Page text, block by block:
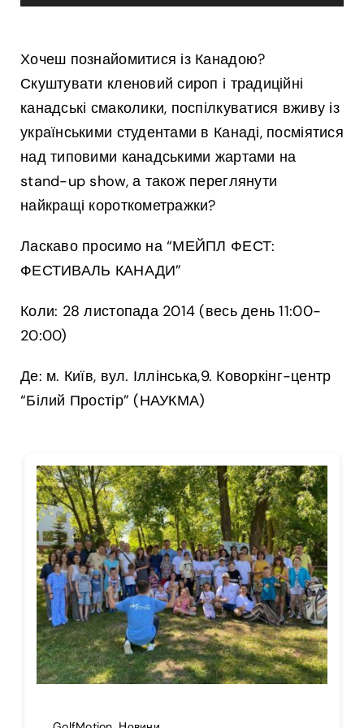
Хочеш познайомитися із Канадою?
Скуштувати кленовий сироп і традиційні
канадські смаколики, поспілкуватися вживу із
українськими студентами в Канаді, посміятися
над типовими канадськими жартами на
stand-up show, а також переглянути
найкращі короткометражки?
Ласкаво просимо на “МЕЙПЛ ФЕСТ:
ФЕСТИВАЛЬ КАНАДИ”
Коли: 28 листопада 2014 (весь день 11:00-
20:00)
Де: м. Київ, вул. Іллінська,9. Коворкінг-центр
“Білий Простір” (НАУКМА)